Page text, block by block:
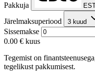
Pakkuja
Järelmaksuperiood 3 kuud
Sissemakse
0.00 € kuus
Tegemist on
tegelikust pakkumisest.